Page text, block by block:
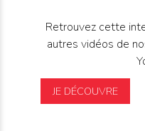
Retrouvez cette
autres vidéos de
JE DÉCOUVRE